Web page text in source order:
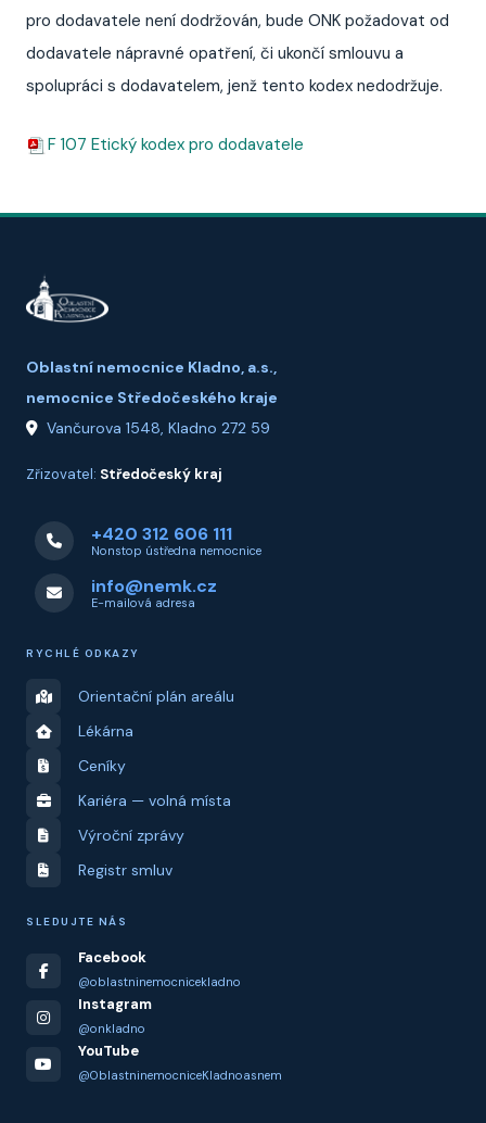
pro dodavatele není dodržován, bude ONK požadovat od
dodavatele nápravné opatření, či ukončí smlouvu a
spolupráci s dodavatelem, jenž tento kodex nedodržuje.
F 107 Etický kodex pro dodavatele
Oblastní nemocnice Kladno, a.s.,
nemocnice Středočeského kraje
Vančurova 1548, Kladno 272 59
Zřizovatel: Středočeský kraj
+420 312 606 111
Nonstop ústředna nemocnice
info@nemk.cz
E-mailová adresa
RYCHLÉ ODKAZY
Orientační plán areálu
Lékárna
Ceníky
Kariéra — volná místa
Výroční zprávy
Registr smluv
SLEDUJTE NÁS
Facebook
@oblastninemocnicekladno
Instagram
@onkladno
YouTube
@OblastninemocniceKladnoasnem